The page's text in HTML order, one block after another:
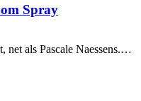
Spray
net als Pascale Naessens.…